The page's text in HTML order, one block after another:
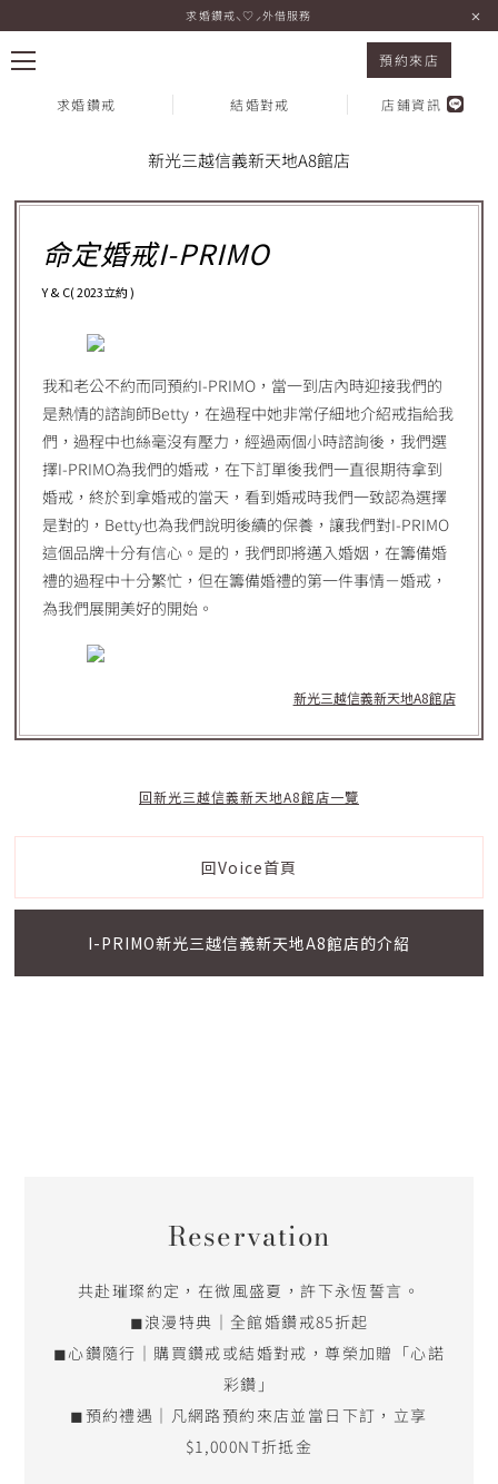
I-PRIMO 新光三越信義新天地A8館店 Y & C
求婚鑽戒⸜♡⸝外借服務
預約來店
求婚鑽戒 結婚對戒 店鋪資訊
熱門搜尋：
新光三越信義新天地A8館店
命定婚戒I-PRIMO
Y & C( 2023立約 )
我和老公不約而同預約I-PRIMO，當一到店內時迎接我們的
是熱情的諮詢師Betty，在過程中她非常仔細地介紹戒指給我
們，過程中也絲毫沒有壓力，經過兩個小時諮詢後，我們選
擇I-PRIMO為我們的婚戒，在下訂單後我們一直很期待拿到
婚戒，終於到拿婚戒的當天，看到婚戒時我們一致認為選擇
是對的，Betty也為我們說明後續的保養，讓我們對I-PRIMO
這個品牌十分有信心。是的，我們即將邁入婚姻，在籌備婚
禮的過程中十分繁忙，但在籌備婚禮的第一件事情－婚戒，
為我們展開美好的開始。
新光三越信義新天地A8館店
回新光三越信義新天地A8館店一覽
回Voice首頁
I-PRIMO新光三越信義新天地A8館店的介紹
Reservation
共赴璀璨約定，在微風盛夏，許下永恆誓言。
◼浪漫特典｜全館婚鑽戒85折起
◼心鑽隨行｜購買鑽戒或結婚對戒，尊榮加贈「心諾
彩鑽」
◼預約禮遇｜凡網路預約來店並當日下訂，立享
$1,000NT折抵金